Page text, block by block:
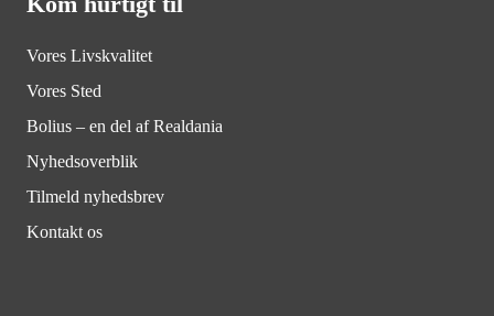
Vores Livskvalitet
Vores Sted
Bolius – en del af Realdania
Nyhedsoverblik
Tilmeld nyhedsbrev
Kontakt os